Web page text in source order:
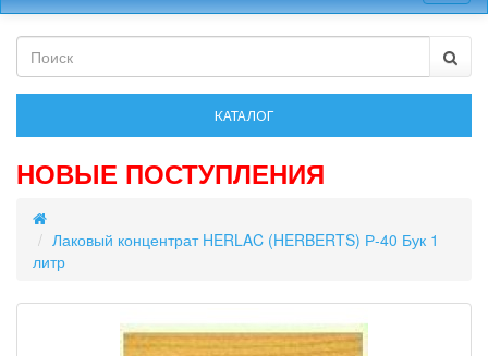
НОВЫЕ ПОСТУПЛЕНИЯ
Лаковый концентрат HERLAC (HERBERTS) Р-40 Бук 1
литр